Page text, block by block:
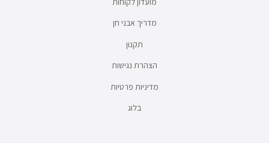
מדריך אבני חן
תקנון
הצהרת נגישות
מדיניות פרטיות
בלוג